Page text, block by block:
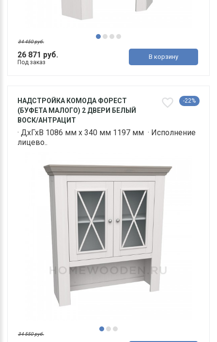
26 871 руб.
34 450 руб.
Под заказ
В корзину
НАДСТРОЙКА КОМОДА ФОРЕСТ
(БУФЕТА МАЛОГО) 2 ДВЕРИ БЕЛЫЙ
ВОСК/АНТРАЦИТ
-22%
· ДхГхВ 1086 мм х 340 мм 1197 мм · Исполнение
лицево..
34 550 руб.